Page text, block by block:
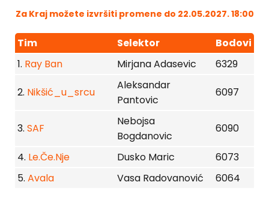
Za Kraj možete izvršiti promene do 22.05.2027. 18:00
Tim Selektor
Bodovi
1. Ray Ban Mirjana Adasevic 6329
2. Nikšić_u_srcu
Aleksandar
Pantovic
6097
3. SAF
Nebojsa
Bogdanovic
6090
4. Le.Če.Nje Dusko Maric
6073
5. Avala Vasa Radovanović 6064